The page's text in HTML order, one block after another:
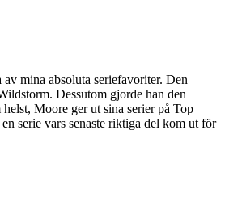
av mina absoluta seriefavoriter. Den
Dessutom gjorde han den
Moore ger ut sina serier på Top
serie vars senaste riktiga del kom ut för